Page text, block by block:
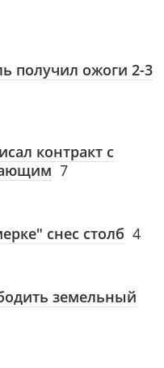
получил ожоги 2-3
контракт с
7
снес столб 4
земельный